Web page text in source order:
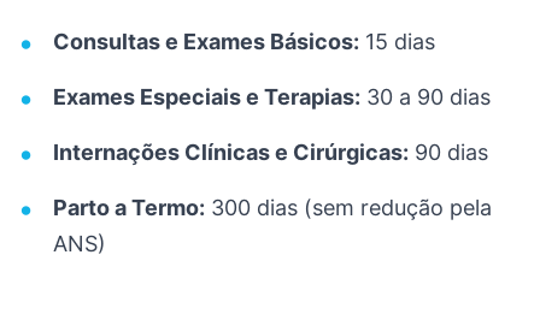
Consultas e Exames Básicos: 15 dias
Exames Especiais e Terapias: 30 a 90 dias
Internações Clínicas e Cirúrgicas: 90 dias
Parto a Termo: 300 dias (sem redução pela
ANS)